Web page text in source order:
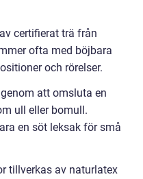
certifierat trä från
ofta med böjbara
och rörelser.
att omsluta en
ull eller bomull.
en söt leksak för små
tillverkas av naturlatex